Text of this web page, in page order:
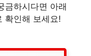
금하시다면 아래
확인해 보세요!